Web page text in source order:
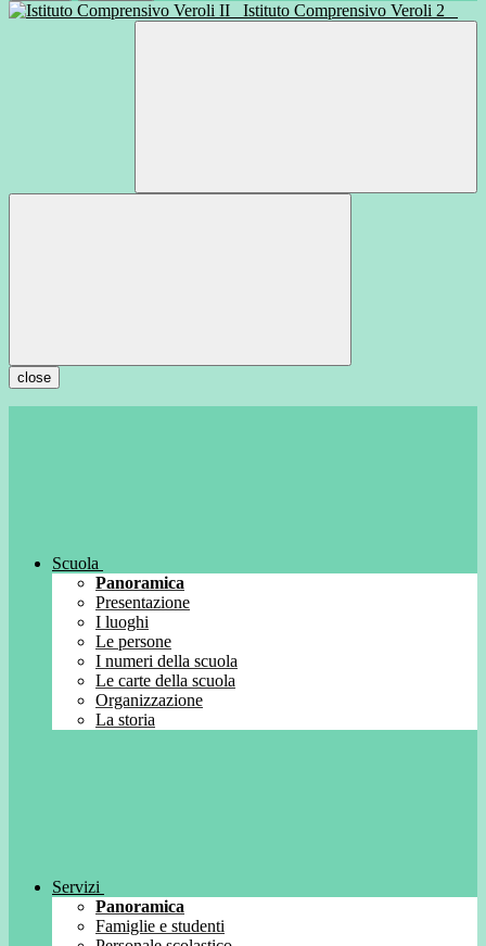
Istituto Comprensivo Veroli 2
close
Scuola
Panoramica
Presentazione
I luoghi
Le persone
I numeri della scuola
Le carte della scuola
Organizzazione
La storia
Servizi
Panoramica
Famiglie e studenti